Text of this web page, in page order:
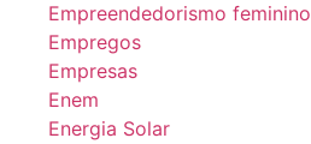
Empreendedorismo feminino
Empregos
Empresas
Enem
Energia Solar